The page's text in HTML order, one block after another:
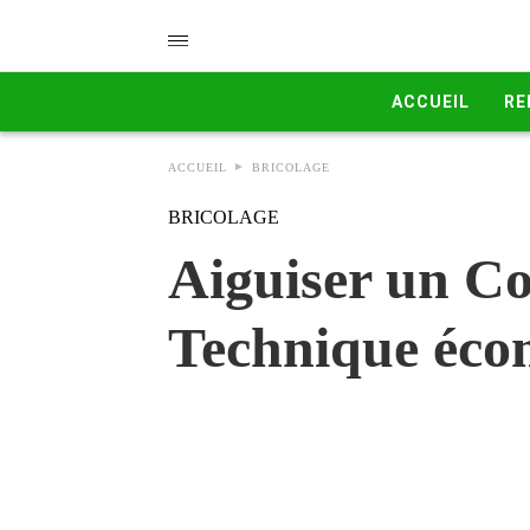
ACCUEIL
ACCUEIL BRICOLAGE
BRICOLAGE
Aiguiser un
Technique